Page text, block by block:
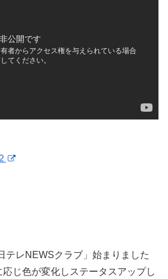
テレNEWSクラブ」始まりました
じ色が変化しステータスアップし